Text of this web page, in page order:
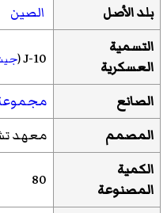
بلد الأصل
الصين
التسمية
العسكرية
J-10
(
الصانع
مجموعة
المصمم
معهد
الكمية
المصنوعة
80